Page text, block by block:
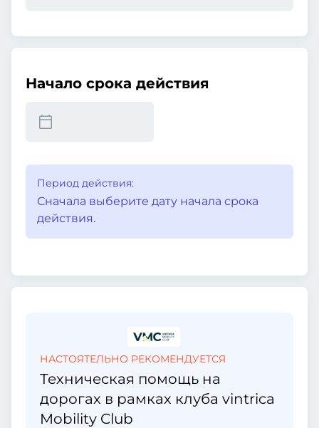
Начало срока действия
Период действия:
Сначала выберите дату начала срока
действия.
НАСТОЯТЕЛЬНО РЕКОМЕНДУЕТСЯ
Техническая помощь на
дорогах в рамках клуба vintrica
Mobility Club